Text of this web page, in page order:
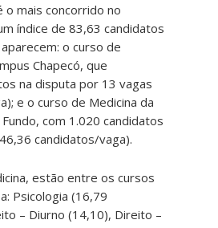
o mais concorrido no
índice de 83,63 candidatos
o curso de
Chapecó, que
na disputa por 13 vagas
e o curso de Medicina da
Fundo, com 1.020 candidatos
candidatos/vaga).
estão entre os cursos
Psicologia (16,79
– Diurno (14,10), Direito –